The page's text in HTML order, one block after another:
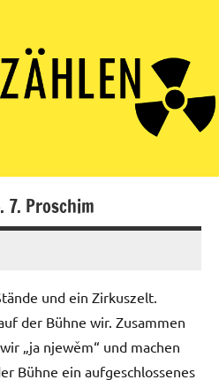
7. Proschim
und ein Zirkuszelt.
der Bühne wir. Zusammen
„ja njewěm“ und machen
Bühne ein aufgeschlossenes